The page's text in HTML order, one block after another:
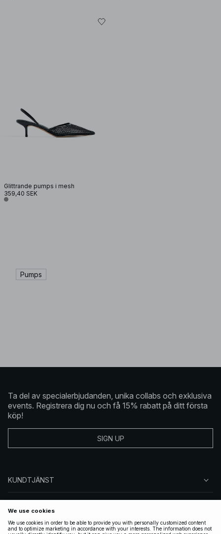
Glittrande pumps i mesh
359,40 SEK
Pumps
Ta del av specialerbjudanden, unika collabs och exklusiva
events. Registrera dig nu och få 15% rabatt på ditt första
köp!
SIGN UP
KUNDTJÄNST
FÖLJ OSS